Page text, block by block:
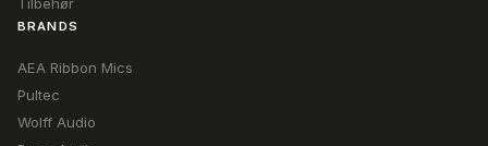
Tilbehør
BRANDS
AEA Ribbon Mics
Pultec
Wolff Audio